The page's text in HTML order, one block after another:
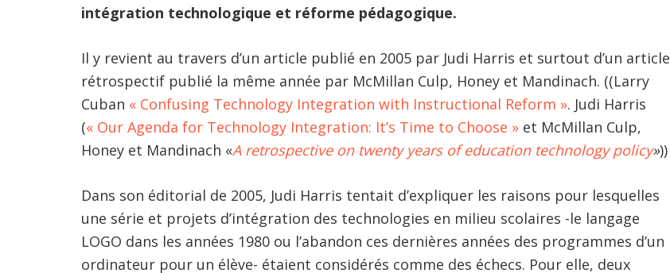
intégration technologique et réforme pédagogique.
Il y revient au travers d’un article publié en 2005 par Judi Harris et surtout d’un article
rétrospectif publié la même année par McMillan Culp, Honey et Mandinach. ((Larry
Cuban « Confusing Technology Integration with Instructional Reform ». Judi Harris
(« Our Agenda for Technology Integration: It’s Time to Choose » et McMillan Culp,
Honey et Mandinach «A retrospective on twenty years of education technology policy»))
Dans son éditorial de 2005, Judi Harris tentait d’expliquer les raisons pour lesquelles
une série et projets d’intégration des technologies en milieu scolaires -le langage
LOGO dans les années 1980 ou l’abandon ces dernières années des programmes d’un
ordinateur pour un élève- étaient considérés comme des échecs. Pour elle, deux